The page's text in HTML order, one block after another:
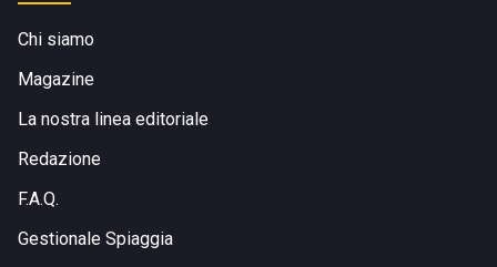
Chi siamo
Magazine
La nostra linea editoriale
Redazione
F.A.Q.
Gestionale Spiaggia